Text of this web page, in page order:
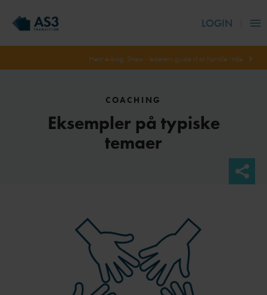
LOGIN
Hent e-bog: Stress - lederens guide til at handle i tide
COACHING
Eksempler på typiske
temaer